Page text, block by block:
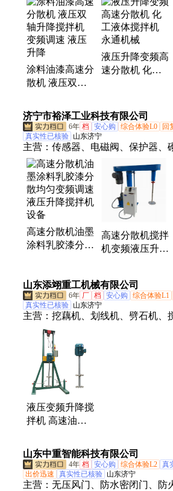
涂料油漆高速分
散机 液压双轴
频调速 液压升
降
液压升降变频高
速分散机 化工
济宁市裕泽工业科技有限公司
6年 档 安心购 综合体验L0 回
真实性已核验 山东济宁
主营： 传感器、电磁阀、保护器、
伏板升降机、地磅、电动脚手架、
械抓手、内撑吊具、混凝土振动棒
机、裁切机、平移门电机、超市防
滑移机、消防机器人、农业打药机
器材
高速分散机油墨
涂料乳胶漆分散
备
高速分散机搅拌
机变频液压升降
山东添翊重工机械有限公司
6年 厂 档 安心购 综合体验L1
真实性已核验 山东济宁
主营： 挖藕机、划线机、劈石机、
除雪机、铁水包、铜水包、凿岩机
水带、灭火器、播种机、U型钢支
机、钢筋机械、园林机械、轨道机
车、调度绞车、耙斗装岩机
液压变频升降搅
拌机 高速油漆
散均匀
山东中重智能科技有限公司
4年 档 安心购 综合体验L2 真
出价迅速
真实性已核验 山东济宁
主营： 无压风门、防水密闭门、防